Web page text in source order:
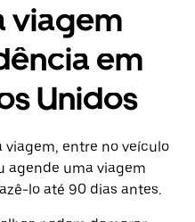
viagem
em
Unidos
entre no veículo
agende uma viagem
lo até 90 dias antes.